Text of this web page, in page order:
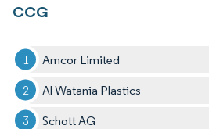
CCG
Amcor Limited
Al Watania Plastics
Schott AG